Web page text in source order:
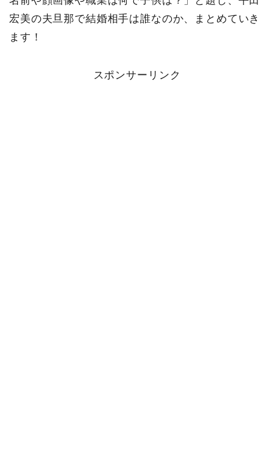
宏美の夫旦那で結婚相手は誰なのか、まとめていき
ます！
スポンサーリンク